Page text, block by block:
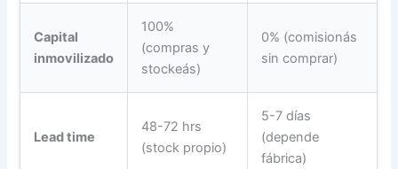
Capital
inmovilizado
100%
(compras y
stockeás)
0% (comisionás
sin comprar)
Lead time
48-72 hrs
(stock propio)
5-7 días
(depende
fábrica)